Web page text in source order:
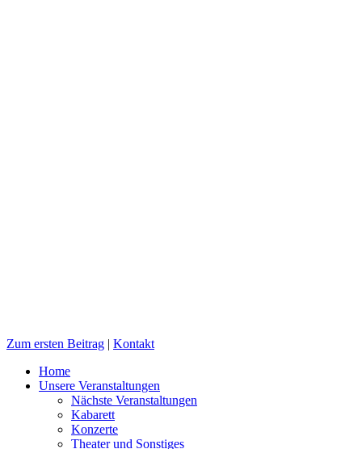
Zum ersten Beitrag | Kontakt
Home
Unsere Veranstaltungen
Nächste Veranstaltungen
Kabarett
Konzerte
Theater und Sonstiges